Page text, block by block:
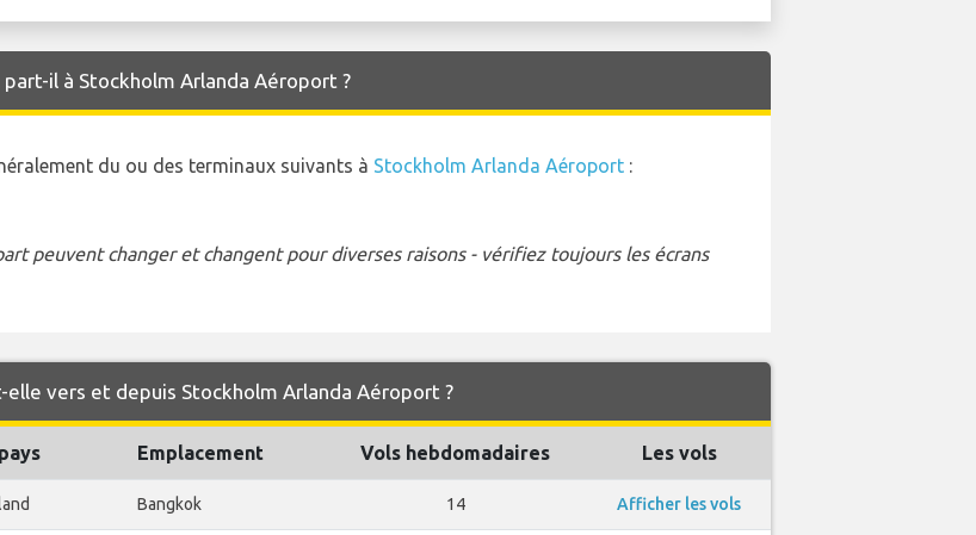
il à Stockholm Arlanda Aéroport ?
du ou des terminaux suivants à Stockholm Arlanda Aéroport :
peuvent changer et changent pour diverses raisons - vérifiez toujours les écrans
vers et depuis Stockholm Arlanda Aéroport ?
Emplacement Vols hebdomadaires Les vols
Bangkok 14 Afficher les vols